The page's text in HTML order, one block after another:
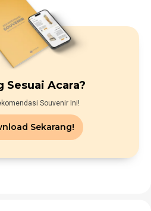
Sesuai Acara?
Souvenir Ini!
Sekarang!